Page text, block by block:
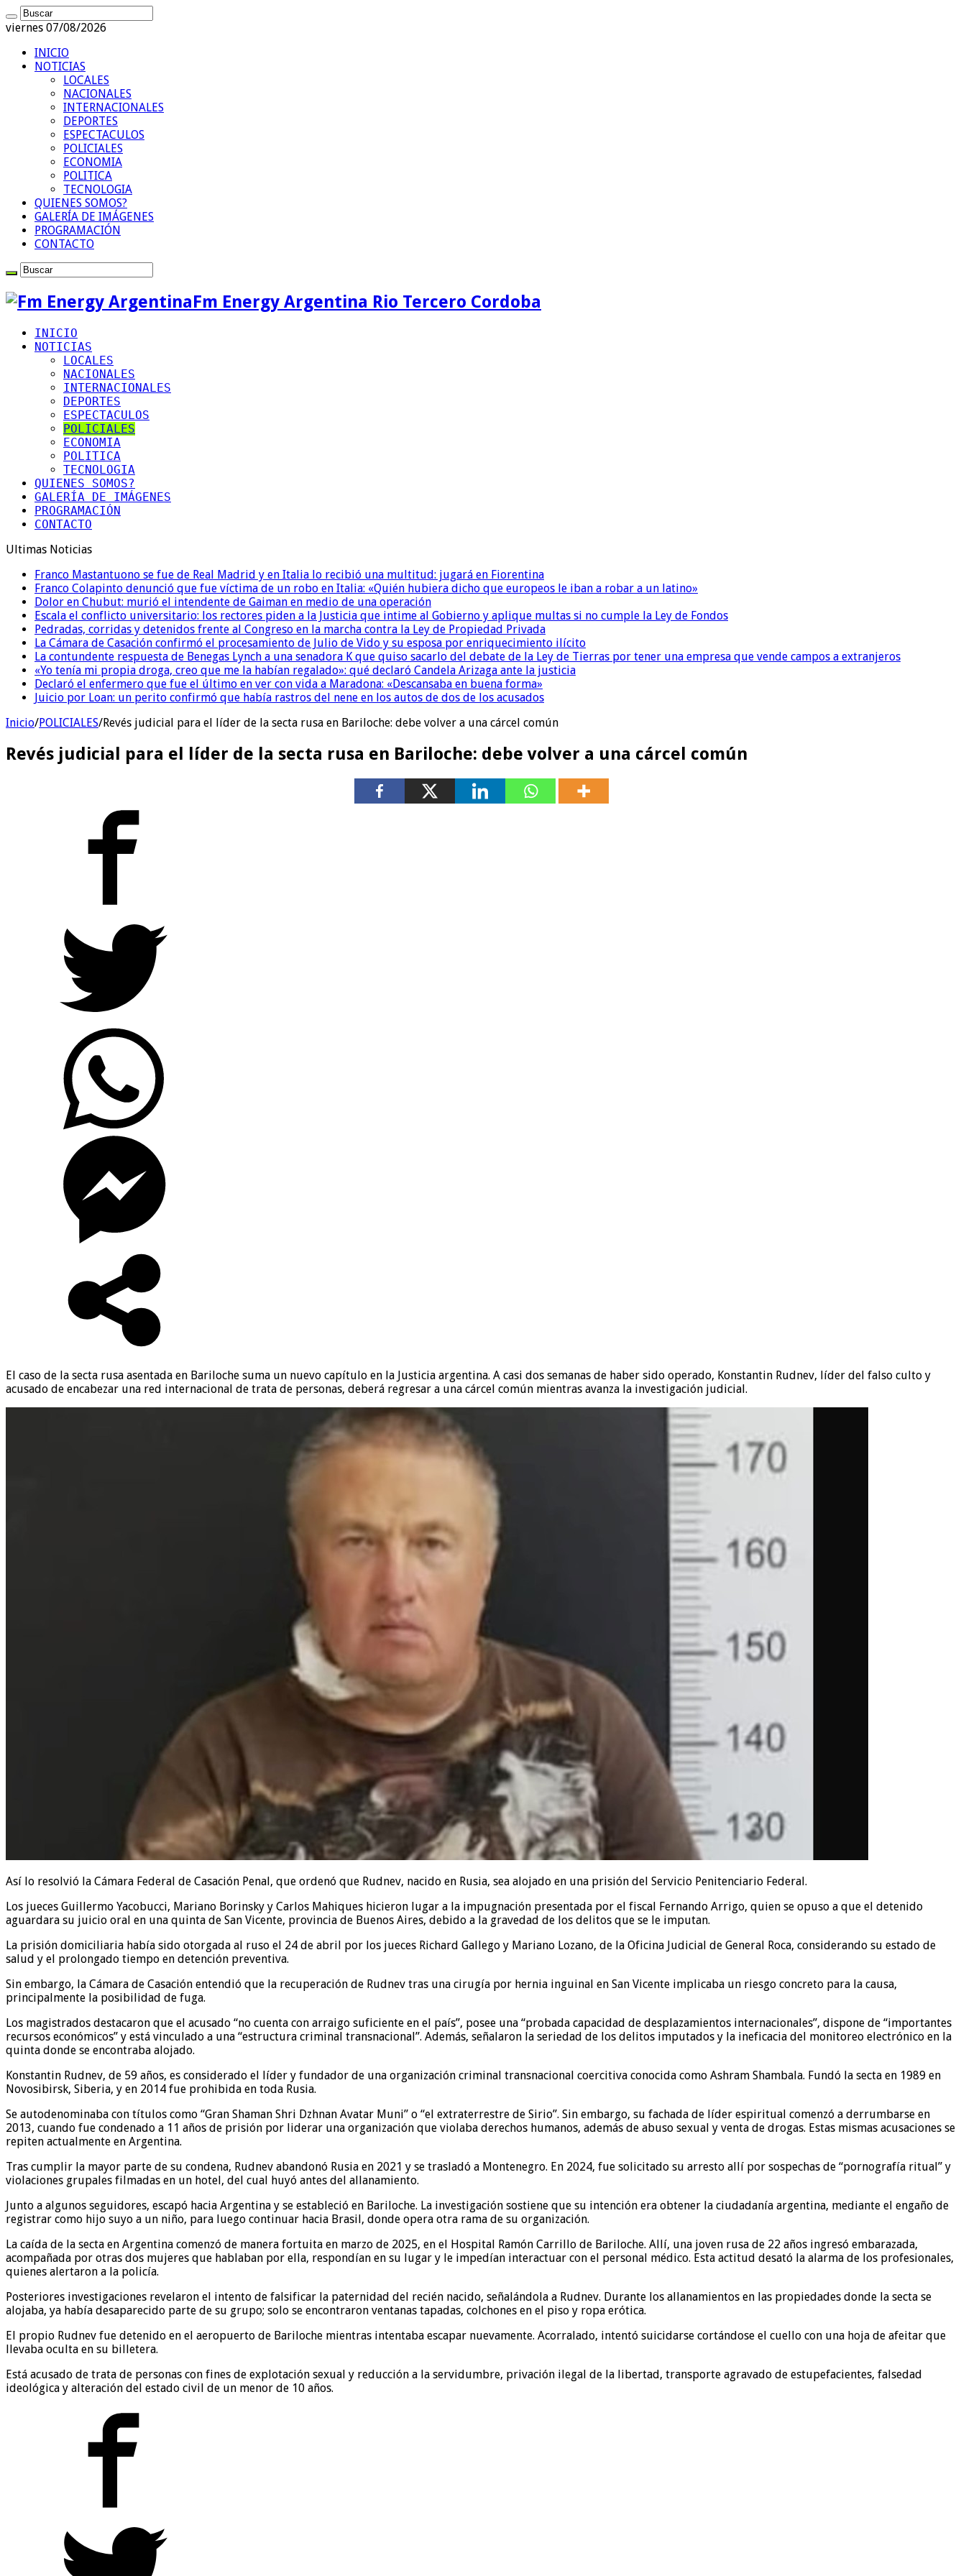
viernes 07/08/2026
INICIO
NOTICIAS
LOCALES
NACIONALES
INTERNACIONALES
DEPORTES
ESPECTACULOS
POLICIALES
ECONOMIA
POLITICA
TECNOLOGIA
QUIENES SOMOS?
GALERÍA DE IMÁGENES
PROGRAMACIÓN
CONTACTO
Fm Energy Argentina Rio Tercero Cordoba
INICIO
NOTICIAS
LOCALES
NACIONALES
INTERNACIONALES
DEPORTES
ESPECTACULOS
POLICIALES
ECONOMIA
POLITICA
TECNOLOGIA
QUIENES SOMOS?
GALERÍA DE IMÁGENES
PROGRAMACIÓN
CONTACTO
Ultimas Noticias
Franco Mastantuono se fue de Real Madrid y en Italia lo recibió una multitud: jugará en Fiorentina
Franco Colapinto denunció que fue víctima de un robo en Italia: «Quién hubiera dicho que europeos le iban a robar a un latino»
Dolor en Chubut: murió el intendente de Gaiman en medio de una operación
Escala el conflicto universitario: los rectores piden a la Justicia que intime al Gobierno y aplique multas si no cumple la Ley de Fondos
Pedradas, corridas y detenidos frente al Congreso en la marcha contra la Ley de Propiedad Privada
La Cámara de Casación confirmó el procesamiento de Julio de Vido y su esposa por enriquecimiento ilícito
La contundente respuesta de Benegas Lynch a una senadora K que quiso sacarlo del debate de la Ley de Tierras por tener una empresa que vende campos a extranjeros
«Yo tenía mi propia droga, creo que me la habían regalado»: qué declaró Candela Arizaga ante la justicia
Declaró el enfermero que fue el último en ver con vida a Maradona: «Descansaba en buena forma»
Juicio por Loan: un perito confirmó que había rastros del nene en los autos de dos de los acusados
Inicio/POLICIALES/Revés judicial para el líder de la secta rusa en Bariloche: debe volver a una cárcel común
Revés judicial para el líder de la secta rusa en Bariloche: debe volver a una cárcel común
El caso de la secta rusa asentada en Bariloche suma un nuevo capítulo en la Justicia argentina. A casi dos semanas de haber sido operado, Konstantin Rudnev, líder del falso culto y
acusado de encabezar una red internacional de trata de personas, deberá regresar a una cárcel común mientras avanza la investigación judicial.
Así lo resolvió la Cámara Federal de Casación Penal, que ordenó que Rudnev, nacido en Rusia, sea alojado en una prisión del Servicio Penitenciario Federal.
Los jueces Guillermo Yacobucci, Mariano Borinsky y Carlos Mahiques hicieron lugar a la impugnación presentada por el fiscal Fernando Arrigo, quien se opuso a que el detenido
aguardara su juicio oral en una quinta de San Vicente, provincia de Buenos Aires, debido a la gravedad de los delitos que se le imputan.
La prisión domiciliaria había sido otorgada al ruso el 24 de abril por los jueces Richard Gallego y Mariano Lozano, de la Oficina Judicial de General Roca, considerando su estado de
salud y el prolongado tiempo en detención preventiva.
Sin embargo, la Cámara de Casación entendió que la recuperación de Rudnev tras una cirugía por hernia inguinal en San Vicente implicaba un riesgo concreto para la causa,
principalmente la posibilidad de fuga.
Los magistrados destacaron que el acusado “no cuenta con arraigo suficiente en el país”, posee una “probada capacidad de desplazamientos internacionales”, dispone de “importantes
recursos económicos” y está vinculado a una “estructura criminal transnacional”. Además, señalaron la seriedad de los delitos imputados y la ineficacia del monitoreo electrónico en la
quinta donde se encontraba alojado.
Konstantin Rudnev, de 59 años, es considerado el líder y fundador de una organización criminal transnacional coercitiva conocida como Ashram Shambala. Fundó la secta en 1989 en
Novosibirsk, Siberia, y en 2014 fue prohibida en toda Rusia.
Se autodenominaba con títulos como “Gran Shaman Shri Dzhnan Avatar Muni” o “el extraterrestre de Sirio”. Sin embargo, su fachada de líder espiritual comenzó a derrumbarse en
2013, cuando fue condenado a 11 años de prisión por liderar una organización que violaba derechos humanos, además de abuso sexual y venta de drogas. Estas mismas acusaciones se
repiten actualmente en Argentina.
Tras cumplir la mayor parte de su condena, Rudnev abandonó Rusia en 2021 y se trasladó a Montenegro. En 2024, fue solicitado su arresto allí por sospechas de “pornografía ritual” y
violaciones grupales filmadas en un hotel, del cual huyó antes del allanamiento.
Junto a algunos seguidores, escapó hacia Argentina y se estableció en Bariloche. La investigación sostiene que su intención era obtener la ciudadanía argentina, mediante el engaño de
registrar como hijo suyo a un niño, para luego continuar hacia Brasil, donde opera otra rama de su organización.
La caída de la secta en Argentina comenzó de manera fortuita en marzo de 2025, en el Hospital Ramón Carrillo de Bariloche. Allí, una joven rusa de 22 años ingresó embarazada,
acompañada por otras dos mujeres que hablaban por ella, respondían en su lugar y le impedían interactuar con el personal médico. Esta actitud desató la alarma de los profesionales,
quienes alertaron a la policía.
Posteriores investigaciones revelaron el intento de falsificar la paternidad del recién nacido, señalándola a Rudnev. Durante los allanamientos en las propiedades donde la secta se
alojaba, ya había desaparecido parte de su grupo; solo se encontraron ventanas tapadas, colchones en el piso y ropa erótica.
El propio Rudnev fue detenido en el aeropuerto de Bariloche mientras intentaba escapar nuevamente. Acorralado, intentó suicidarse cortándose el cuello con una hoja de afeitar que
llevaba oculta en su billetera.
Está acusado de trata de personas con fines de explotación sexual y reducción a la servidumbre, privación ilegal de la libertad, transporte agravado de estupefacientes, falsedad
ideológica y alteración del estado civil de un menor de 10 años.